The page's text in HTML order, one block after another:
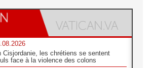
Cisjordanie, les chrétiens se sentent
face à la violence des colons